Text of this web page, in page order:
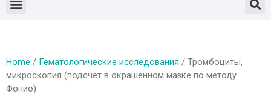
Home / Гематологические исследования / Тромбоциты,
микроскопия (подсчёт в окрашенном мазке по методу
Фонио)